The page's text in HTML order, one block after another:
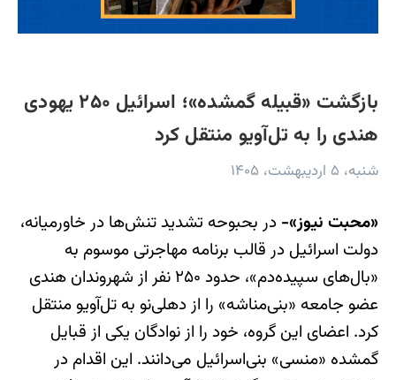
بازگشت «قبیله گمشده»؛ اسرائیل ۲۵۰ یهودی
هندی را به تل‌آویو منتقل کرد
شنبه، ۵ اردیبهشت، ۱۴۰۵
«محبت نیوز»- در بحبوحه تشدید تنش‌ها در خاورمیانه،
دولت اسرائیل در قالب برنامه مهاجرتی موسوم به
«بال‌های سپیده‌دم»، حدود ۲۵۰ نفر از شهروندان هندی
عضو جامعه «بنی‌مناشه» را از دهلی‌نو به تل‌آویو منتقل
کرد. اعضای این گروه، خود را از نوادگان یکی از قبایل
گمشده «منسی» بنی‌اسرائیل می‌دانند. این اقدام در